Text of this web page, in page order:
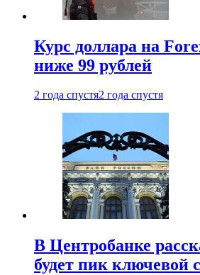
Курс доллара на
ниже 99 рублей
2 года спустя2 года спустя
В Центробанке
будет пик ключевой